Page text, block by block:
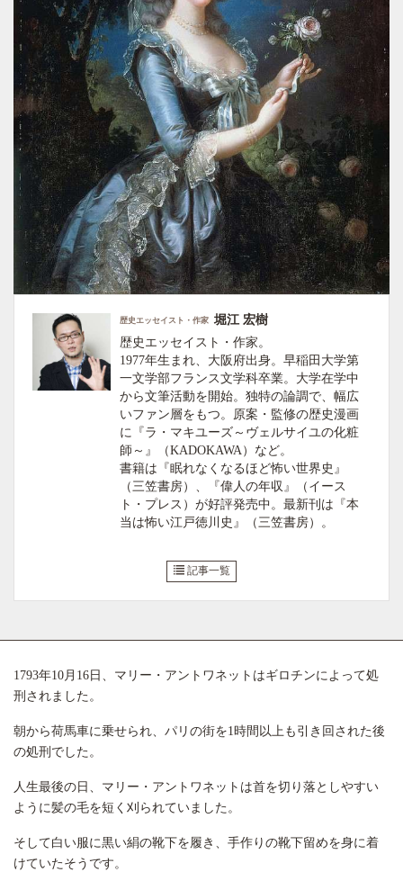
歴史エッセイスト・作家
堀江 宏樹
歴史エッセイスト・作家。
1977年生まれ、大阪府出身。早稲田大学第
一文学部フランス文学科卒業。大学在学中
から文筆活動を開始。独特の論調で、幅広
いファン層をもつ。原案・監修の歴史漫画
に『ラ・マキユーズ～ヴェルサイユの化粧
師～』（KADOKAWA）など。
書籍は『眠れなくなるほど怖い世界史』
（三笠書房）、『偉人の年収』（イース
ト・プレス）が好評発売中。最新刊は『本
当は怖い江戸徳川史』（三笠書房）。
記事一覧
1793年10月16日、マリー・アントワネットはギロチンによって処
刑されました。
朝から荷馬車に乗せられ、パリの街を1時間以上も引き回された後
の処刑でした。
人生最後の日、マリー・アントワネットは首を切り落としやすい
ように髪の毛を短く刈られていました。
そして白い服に黒い絹の靴下を履き、手作りの靴下留めを身に着
けていたそうです。